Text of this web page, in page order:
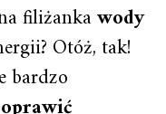
filiżankawody
Otóż, tak!
bardzo